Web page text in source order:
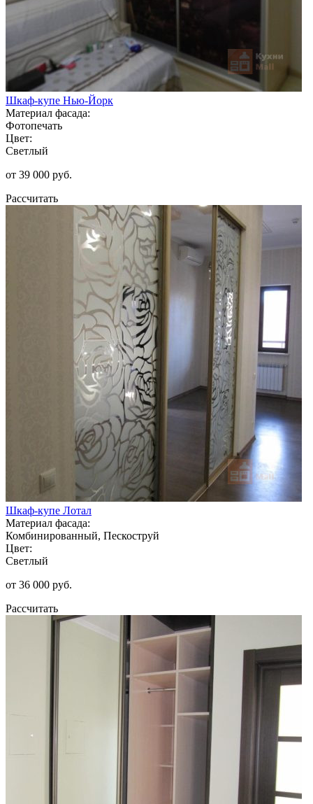
Шкаф-купе Нью-Йорк
Материал фасада:
Фотопечать
Цвет:
Светлый
от 39 000 руб.
Рассчитать
Шкаф-купе Лотал
Материал фасада:
Комбинированный, Пескоструй
Цвет:
Светлый
от 36 000 руб.
Рассчитать